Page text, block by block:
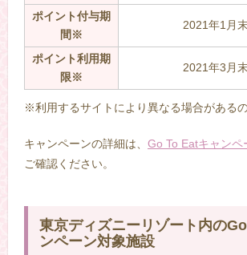
ポイント付与期
間※
2021年1月
ポイント利用期
限※
2021年3月
※利用するサイトにより異なる場合がある
キャンペーンの詳細は、 Go To Eatキャンペ
ご確認ください。
東京ディズニーリゾート内の
ンペーン対象施設